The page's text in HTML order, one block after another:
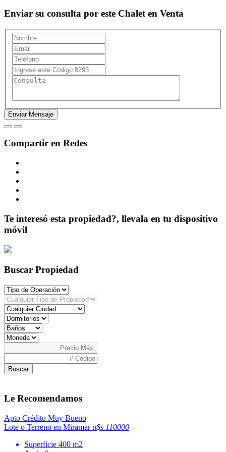
Enviar su consulta por este Chalet en Venta
Compartir en Redes
Te interesó esta propiedad?, llevala en tu dispositivo
móvil
Buscar Propiedad
Buscar
Le Recomendamos
Apto Crédito Muy Bueno
Lote o Terreno en Miramaru$s 110000
Superficie 400 m2